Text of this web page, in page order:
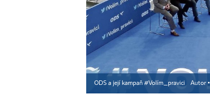
ODS a její kampaň #Volím_pravici Autor ▪